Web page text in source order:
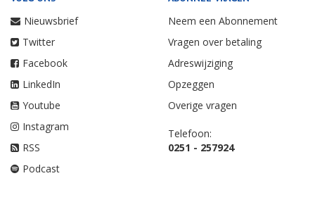
Nieuwsbrief
Twitter
Facebook
LinkedIn
Youtube
Instagram
RSS
Podcast
Neem een Abonnement
Vragen over betaling
Adreswijziging
Opzeggen
Overige vragen
Telefoon:
0251 - 257924